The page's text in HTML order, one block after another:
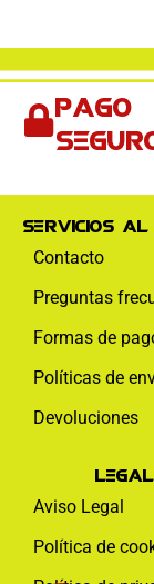
Pago
Servicios
Contacto
Preguntas
Formas de
Políticas de
Devoluciones
Legal
Aviso Legal
Política de